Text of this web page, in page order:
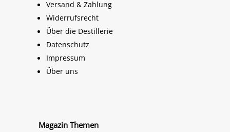
Versand & Zahlung
Widerrufsrecht
Über die Destillerie
Datenschutz
Impressum
Über uns
Magazin Themen